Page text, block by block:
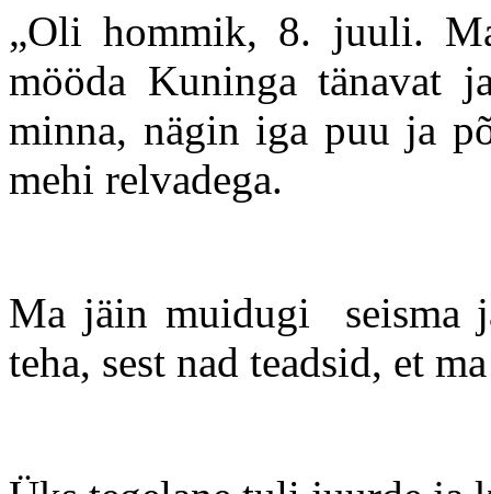
„Oli hommik, 8. juuli.
mööda Kuninga tänavat
minna, nägin iga puu ja
mehi relvadega.
Ma jäin muidugi seisma
teha, sest nad teadsid, et